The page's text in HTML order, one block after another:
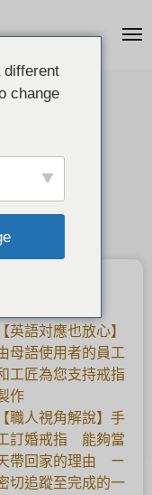
喜礼物。
【英語対應也放心】
母語使用者的員工
工匠為您支持戒指
作
【職人視角解說】手
訂婚戒指 能夠當
帶回家的理由 ー
切追蹤至完成的一
different
change